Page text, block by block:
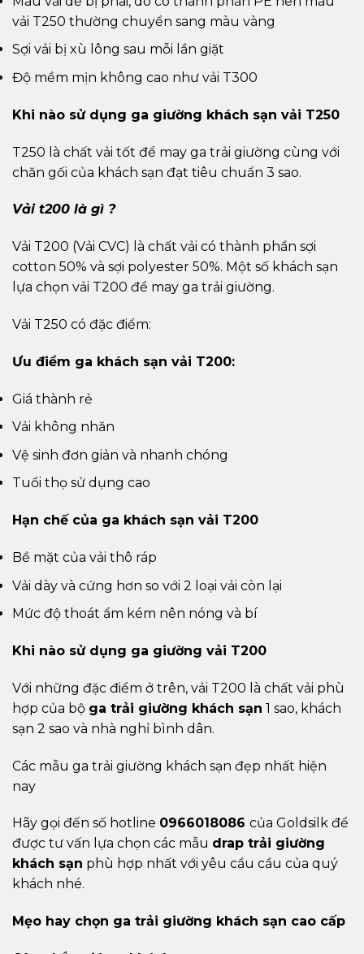
vải T250 thường chuyển sang màu vàng
Sợi vải bị xù lông sau mỗi lần giặt
Độ mềm mịn không cao như vải T300
Khi nào sử dụng ga giường khách sạn vải T250
T250 là chất vải tốt để may ga trải giường cùng với
chăn gối của khách sạn đạt tiêu chuẩn 3 sao.
Vải t200 là gì ?
Vải T200 (Vải CVC) là chất vải có thành phần sợi
cotton 50% và sợi polyester 50%. Một số khách sạn
lựa chọn vải T200 để may ga trải giường.
Vải T250 có đặc điểm:
Ưu điểm ga khách sạn vải T200:
Giá thành rẻ
Vải không nhăn
Vệ sinh đơn giản và nhanh chóng
Tuổi thọ sử dụng cao
Hạn chế của ga khách sạn vải T200
Bề mặt của vải thô ráp
Vải dày và cứng hơn so với 2 loại vải còn lại
Mức độ thoát ẩm kém nên nóng và bí
Khi nào sử dụng ga giường vải T200
Với những đặc điểm ở trên, vải T200 là chất vải phù
hợp của bộ ga trải giường khách sạn 1 sao, khách
sạn 2 sao và nhà nghỉ bình dân.
Các mẫu ga trải giường khách sạn đẹp nhất hiện
nay
Hãy gọi đến số hotline 0966018086 của Goldsilk để
được tư vấn lựa chọn các mẫu drap trải giường
khách sạn phù hợp nhất với yêu cầu cầu của quý
khách nhé.
Mẹo hay chọn ga trải giường khách sạn cao cấp